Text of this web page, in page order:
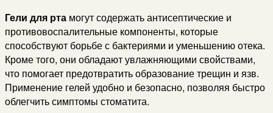
Гели для рта могут содержать антисептические и
противовоспалительные компоненты, которые
способствуют борьбе с бактериями и уменьшению отека.
Кроме того, они обладают увлажняющими свойствами,
что помогает предотвратить образование трещин и язв.
Применение гелей удобно и безопасно, позволяя быстро
облегчить симптомы стоматита.